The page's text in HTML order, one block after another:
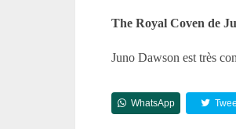
The Royal Coven de
Juno Dawson est très
WhatsApp